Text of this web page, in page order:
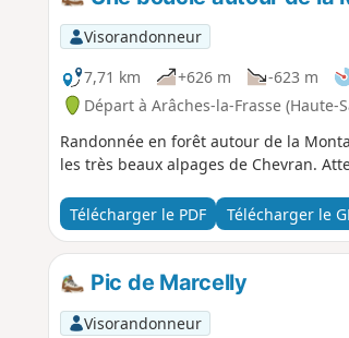
Visorandonneur
7,71 km
+626 m -623 m
Départ à Arâches-la-Frasse (Haute-
Randonnée en forêt autour de la
les très beaux alpages de Chevran.
Télécharger le PDF Télécharger le
Pic de Marcelly
Visorandonneur